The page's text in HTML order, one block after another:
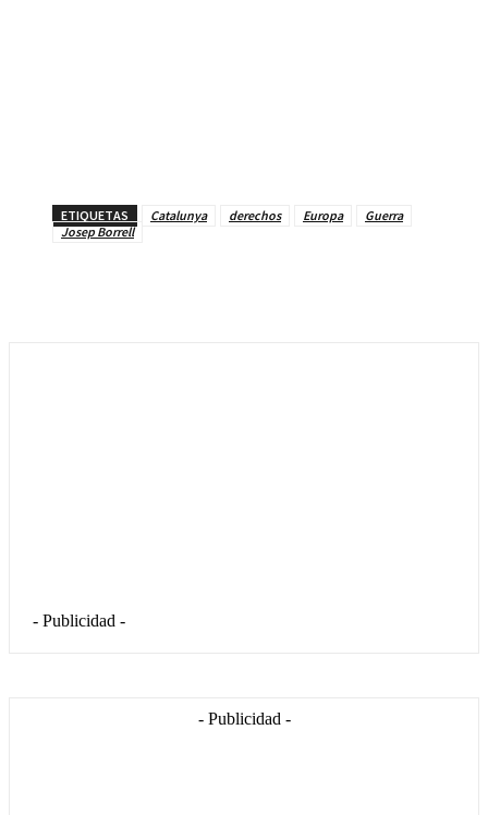
ETIQUETAS Catalunya derechos Europa
Guerra
Josep Borrell
- Publicidad -
- Publicidad -